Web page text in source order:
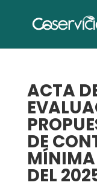
ACTA
DE
DEL